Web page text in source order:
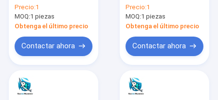
Precio:1
MOQ:1 piezas
Obtenga el último precio
Contactar ahora
HYUNDAI
Precio:1
MOQ:1 piezas
Obtenga el último precio
Contactar ahora